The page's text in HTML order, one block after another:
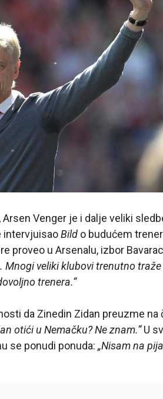
Venger je i dalje veliki
intervjuisaoBild o budućem
proveo u Arsenalu, izbor
Mnogi veliki klubovi trenutno
trenera.“
da Zinedin Zidan preuzme na
otići u Nemačku? Ne znam.“U
se ponudi ponuda: „Nisam na